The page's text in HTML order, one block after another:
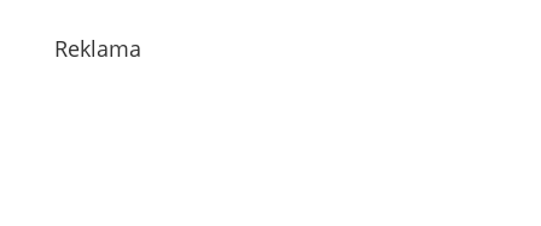
Reklama